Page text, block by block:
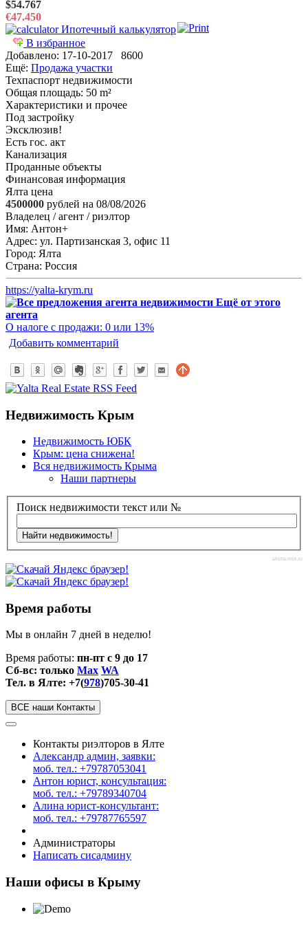
$54.767
€47.450
Ипотечный калькулятор
В избранное
Добавлено: 17-10-2017 8600
Ещё: Продажа участки
Техпаспорт недвижимости
Общая площадь: 50 m²
Характеристики и прочее
Под застройку
Эксклюзив!
Есть гос. акт
Канализация
Проданные объекты
Финансовая информация
Ялта цена
4500000 рублей на 08/08/2026
Владелец / агент / риэлтор
Имя: Антон+
Адрес: ул. Партизанская 3, офис 11
Город: Ялта
Страна: Россия
https://yalta-krym.ru
Ещё от этого
агента
О налоге с продажи: 0 или 13%
Добавить комментарий
Недвижимость Крым
Недвижимость ЮБК
Крым: цена снижена!
Вся недвижимость Крыма
Наши партнеры
Поиск недвижимости текст или №
afisha-msk.ru
Время работы
Мы в онлайн 7 дней в неделю!
Время работы: пн-пт с 9 до 17
Сб-вс: только Max WA
Тел. в Ялте: +7(978)705-30-41
ВСЕ наши Контакты
Контакты риэлторов в Ялте
Александр админ, заявки:
моб. тел.: +79787053041
Антон юрист, консультация:
моб. тел.: +79789340704
Алина юрист-консультант:
моб. тел.: +79787765597
Администраторы
Написать сисадмину
Наши офисы в Крыму